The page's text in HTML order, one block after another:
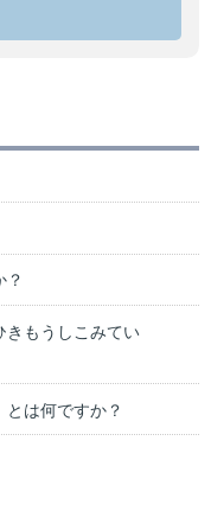
？
きもうしこみてい
は何ですか？